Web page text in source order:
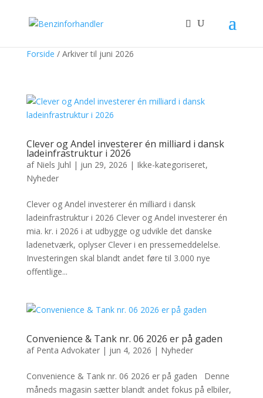
Forside / Arkiver til juni 2026
Clever og Andel investerer én milliard i dansk
ladeinfrastruktur i 2026
af Niels Juhl | jun 29, 2026 | Ikke-kategoriseret,
Nyheder
Clever og Andel investerer én milliard i dansk
ladeinfrastruktur i 2026 Clever og Andel investerer én
mia. kr. i 2026 i at udbygge og udvikle det danske
ladenetværk, oplyser Clever i en pressemeddelelse.
Investeringen skal blandt andet føre til 3.000 nye
offentlige...
Convenience & Tank nr. 06 2026 er på gaden
af Penta Advokater| jun 4, 2026 | Nyheder
Convenience & Tank nr. 06 2026 er på gaden Denne
måneds magasin sætter blandt andet fokus på elbiler,